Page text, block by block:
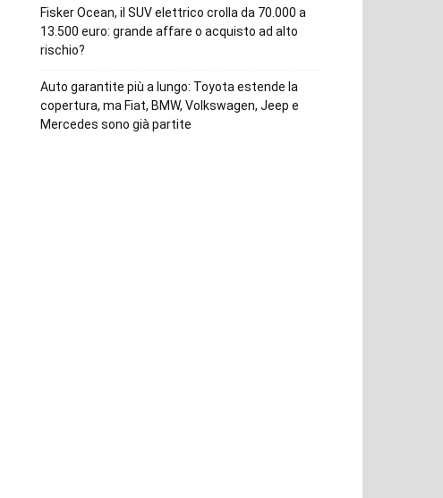
Fisker Ocean, il SUV elettrico crolla da 70.000 a
13.500 euro: grande affare o acquisto ad alto
rischio?
Auto garantite più a lungo: Toyota estende la
copertura, ma Fiat, BMW, Volkswagen, Jeep e
Mercedes sono già partite